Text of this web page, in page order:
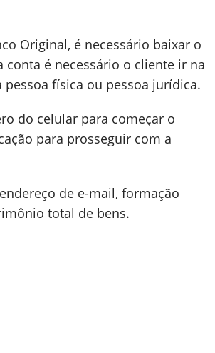
Original, é necessário baixar o
é necessário o cliente ir na
física ou pessoa jurídica.
do celular para começar o
para prosseguir com a
de e-mail, formação
total de bens.